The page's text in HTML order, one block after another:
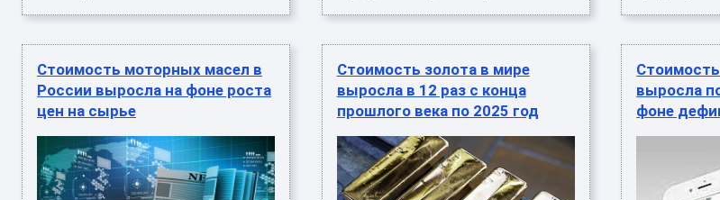
Стоимость моторных масел в
России выросла на фоне роста
цен на сырье
Стоимость золота в мире
выросла в 12 раз с конца
прошлого века по 2025 год
выросла
фоне